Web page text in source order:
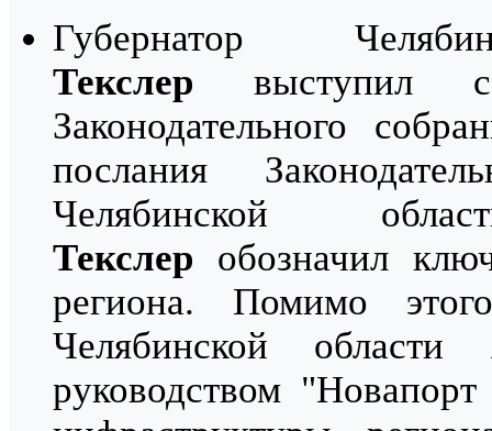
Губернатор
Текслер выступил с
Законодательного
послания
Челябинской
Текслер обозначил
региона. Помимо
Челябинской области
руководством